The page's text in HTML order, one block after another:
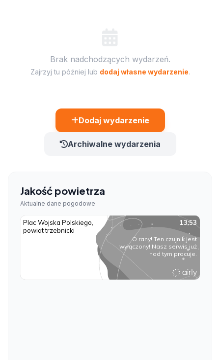
Brak nadchodzących wydarzeń.
Zajrzyj tu później lub dodaj własne wydarzenie.
Dodaj wydarzenie
Archiwalne wydarzenia
Jakość powietrza
Aktualne dane pogodowe